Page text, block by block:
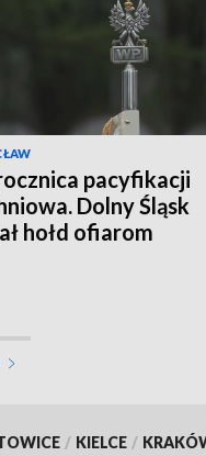
pacyfikacji
Dolny Śląsk
hołd ofiarom
/ KIELCE /